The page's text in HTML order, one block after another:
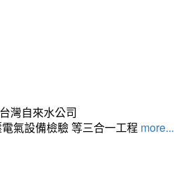
灣自來水公司
氣設備檢驗 等三合一工程 more...